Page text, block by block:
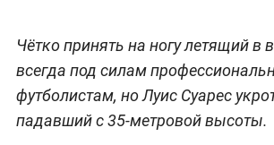
Чётко принять на ногу летящий в
всегда под силам
футболистам, но Луис Суарес
падавший с 35-метровой высоты.